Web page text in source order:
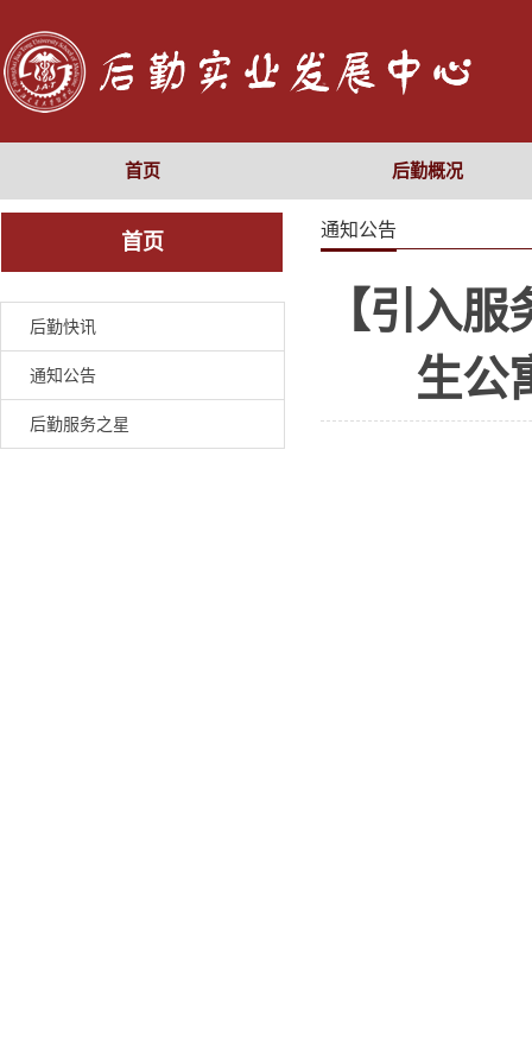
首页 后勤概况
首页
后勤快讯
通知公告
后勤服务之星
通知公告
【引入
生公